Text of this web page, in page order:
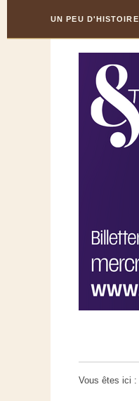
Content
la
UN PEU D'HISTOIRE
Vous êtes ici :